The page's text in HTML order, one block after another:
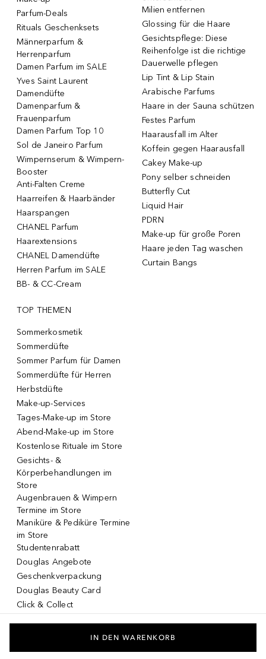
Parfum-Deals
Rituals Geschenksets
Männerparfum &
Herrenparfum
Damen Parfum im SALE
Yves Saint Laurent
Damendüfte
Damenparfum &
Frauenparfum
Damen Parfum Top 10
Sol de Janeiro Parfum
Wimpernserum & Wimpern-
Booster
Anti-Falten Creme
Haarreifen & Haarbänder
Haarspangen
CHANEL Parfum
Haarextensions
CHANEL Damendüfte
Herren Parfum im SALE
BB- & CC-Cream
Milien entfernen
Glossing für die Haare
Gesichtspflege: Diese
Reihenfolge ist die richtige
Dauerwelle pflegen
Lip Tint & Lip Stain
Arabische Parfums
Haare in der Sauna schützen
Festes Parfum
Haarausfall im Alter
Koffein gegen Haarausfall
Cakey Make-up
Pony selber schneiden
Butterfly Cut
Liquid Hair
PDRN
Make-up für große Poren
Haare jeden Tag waschen
Curtain Bangs
TOP THEMEN
Sommerkosmetik
Sommerdüfte
Sommer Parfum für Damen
Sommerdüfte für Herren
Herbstdüfte
Make-up-Services
Tages-Make-up im Store
Abend-Make-up im Store
Kostenlose Rituale im Store
Gesichts- &
Körperbehandlungen im
Store
Augenbrauen & Wimpern
Termine im Store
Maniküre & Pediküre Termine
im Store
Studentenrabatt
Douglas Angebote
Geschenkverpackung
Douglas Beauty Card
Click & Collect
IN DEN WARENKORB